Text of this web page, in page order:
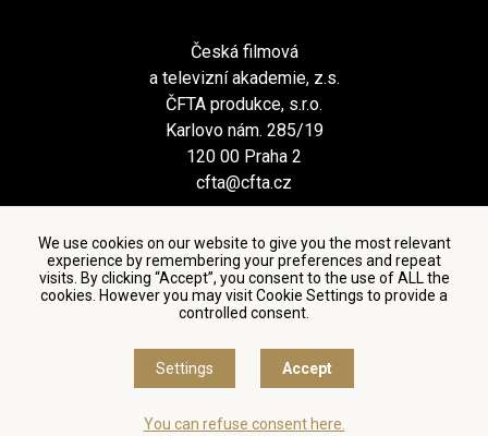
We use cookies on our website to give you the most relevant
experience by remembering your preferences and repeat
visits. By clicking “Accept”, you consent to the use of ALL the
cookies. However you may visit Cookie Settings to provide a
controlled consent.
Settings Accept
You can refuse consent here.
Česká filmová
a televizní akademie, z.s.
ČFTA produkce, s.r.o.
Karlovo nám. 285/19
120 00 Praha 2
cfta@cfta.cz
Terms and conditions of using personal data and privacy
policy|Cookie settings
© Česká filmová a televizní akademie, 2018 - 2026